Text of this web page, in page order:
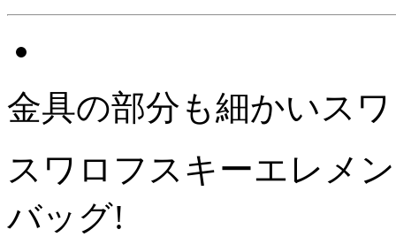
金具の部分も細かいス
スワロフスキーエレメ
バッグ!